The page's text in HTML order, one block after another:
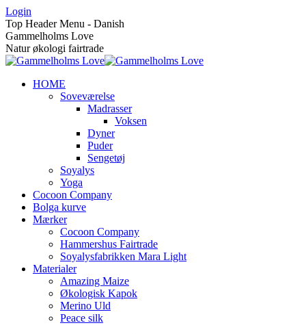
Skip
to
content
Login
Top Header Menu - Danish
Gammelholms Love
Natur økologi fairtrade
HOME
Soveværelse
Madrasser
Voksen
Dyner
Puder
Sengetøj
Soyalys
Yoga
Cocoon Company
Bolga kurve
Mærker
Cocoon Company
Hammershus Fairtrade
Soyalysfabrikken Mara Light
Materialer
Amazing Maize
Økologisk Kapok
Merino Uld
Peace silk